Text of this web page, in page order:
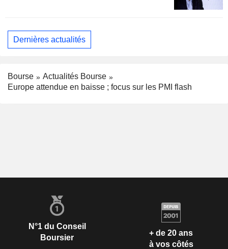
Dernières actualités
Bourse
Actualités Bourse
Europe attendue en baisse ; focus sur les PMI flash
N°1 du Conseil
Boursier
+ de 20 ans
à vos côtés